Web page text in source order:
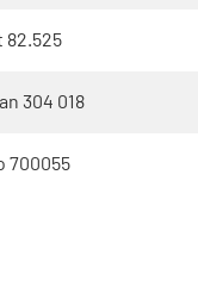
82.525
304 018
700055